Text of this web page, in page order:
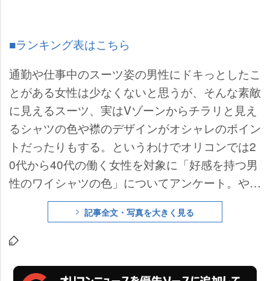
■ランキング表はこちら
通勤や仕事中のスーツ姿の男性にドキっとしたこ
とがある女性は少なくないと思うが、そんな素敵
に見えるスーツ、実はVゾーンからチラリと見え
るシャツの色や襟のデザインがオシャレのポイン
トだったりもする。というわけでオリコンでは2
0代から40代の働く女性を対象に「好感を持つ男
性のワイシャツの色」についてアンケート。やは
り【白】が1位となるなど、2位【水色】や3位
【オフホワイト】など清潔感のある色があげられ
たが、「オシャレにみえる」と人気を得ていたの
記事全文・写真を大きく見る